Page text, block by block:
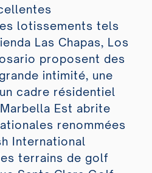
lotissements tels
Las Chapas, Los
proposent des
intimité, une
cadre résidentiel
Est abrite
renommées
International
terrains de golf